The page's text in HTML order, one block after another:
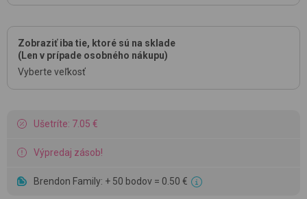
Zobraziť iba tie, ktoré sú na sklade
(Len v prípade osobného nákupu)
Vyberte veľkosť
Ušetríte: 7.05 €
Výpredaj zásob!
Brendon Family: + 50 bodov = 0.50 €